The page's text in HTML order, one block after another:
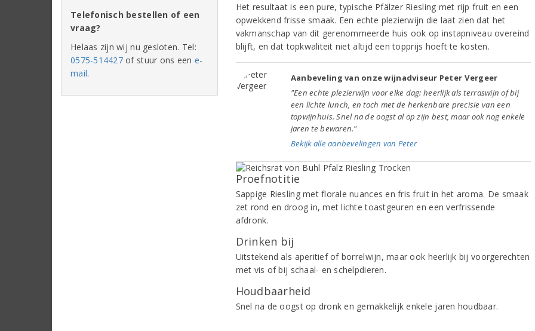
Telefonisch bestellen of een
vraag?
Helaas zijn wij nu gesloten. Tel:
0575-514427of stuur ons een e-
mail.
Het resultaat is een pure, typische Pfälzer Riesling met rijp fruit en een
opwekkend frisse smaak. Een echte plezierwijn die laat zien dat het
vakmanschap van dit gerenommeerde huis ook op instapniveau overeind
blijft, en dat topkwaliteit niet altijd een topprijs hoeft te kosten.
Aanbeveling van onze wijnadviseur Peter Vergeer
"Een echte plezierwijn voor elke dag: heerlijk als terraswijn of bij
een lichte lunch, en toch met de herkenbare precisie van een
topwijnhuis. Snel na de oogst al op zijn best, maar ook nog enkele
jaren te bewaren."
Bekijk alle aanbevelingen van Peter
Proefnotitie
Sappige Riesling met florale nuances en fris fruit in het aroma. De smaak
zet rond en droog in, met lichte toastgeuren en een verfrissende
afdronk.
Drinken bij
Uitstekend als aperitief of borrelwijn, maar ook heerlijk bij voorgerechten
met vis of bij schaal- en schelpdieren.
Houdbaarheid
Snel na de oogst op dronk en gemakkelijk enkele jaren houdbaar.